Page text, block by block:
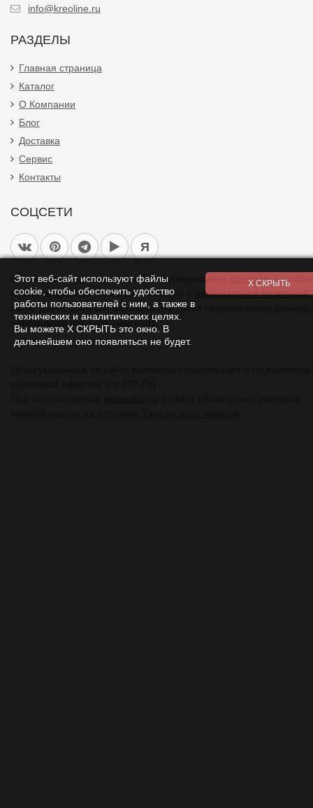
info@kreoline.ru
РАЗДЕЛЫ
Главная страница
Каталог
О Компании
Блог
Доставка
Сервис
Контакты
СОЦСЕТИ
Я
Оставаясь на данном сайте Вы подтверждаете согласиена
персональных данных в соответствии с
официальной политикой.
вы не даете согласия на обработку своих персональных
необходимо покинуть наш сайт.
Этот веб-сайт используют файлы
cookie, чтобы обеспечить удобство
работы пользователей с ним, а также в
технических и аналитических целях.
Вы можете Х СКРЫТЬ это окно. В
дальнейшем оно появляться не будет.